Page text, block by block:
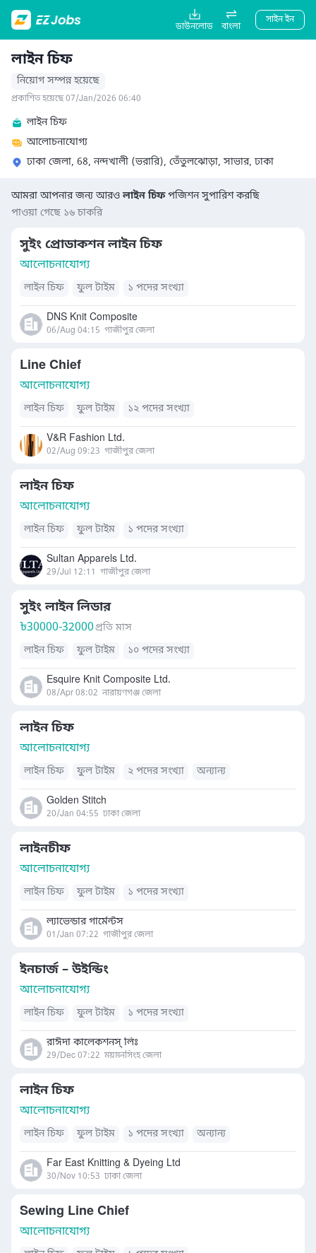
ডাউনলোড বাংলা
সাইন ইন
লাইন চিফ
নিয়োগ সম্পন্ন হয়েছে
প্রকাশিত হয়েছে 07/Jan/2026 06:40
লাইন চিফ
আলোচনাযোগ্য
ঢাকা জেলা, 68, নন্দখালী (ভরারি), তেঁতুলঝোড়া, সাভার, ঢাকা
আমরা আপনার জন্য আরওলাইন চিফপজিশন সুপারিশ করছি
পাওয়া গেছে ১৬ চাকরি
সুইং প্রোডাকশন লাইন চিফ
আলোচনাযোগ্য
লাইন চিফ ফুল টাইম ১ পদের সংখ্যা
DNS Knit Composite
06/Aug 04:15 গাজীপুর জেলা
Line Chief
আলোচনাযোগ্য
লাইন চিফ ফুল টাইম ১২ পদের সংখ্যা
V&R Fashion Ltd.
02/Aug 09:23 গাজীপুর জেলা
লাইন চিফ
আলোচনাযোগ্য
লাইন চিফ ফুল টাইম ১ পদের সংখ্যা
Sultan Apparels Ltd.
29/Jul 12:11 গাজীপুর জেলা
সুইং লাইন লিডার
৳30000-32000প্রতি মাস
লাইন চিফ
ফুল টাইম ১০ পদের সংখ্যা
Esquire Knit Composite Ltd.
08/Apr 08:02 নারায়ণগঞ্জ জেলা
লাইন চিফ
আলোচনাযোগ্য
লাইন চিফ ফুল টাইম ২ পদের সংখ্যা অন্যান্য
Golden Stitch
20/Jan 04:55 ঢাকা জেলা
লাইনচীফ
আলোচনাযোগ্য
লাইন চিফ ফুল টাইম ১ পদের সংখ্যা
ল্যাভেন্ডার গার্মেন্টস
01/Jan 07:22 গাজীপুর জেলা
ইনচার্জ – উইন্ডিং
আলোচনাযোগ্য
লাইন চিফ ফুল টাইম ১ পদের সংখ্যা
রাঈদা কালেকশনস্ লিঃ
29/Dec 07:22 ময়মনসিংহ জেলা
লাইন চিফ
আলোচনাযোগ্য
লাইন চিফ ফুল টাইম ১ পদের সংখ্যা অন্যান্য
Far East Knitting & Dyeing Ltd
30/Nov 10:53 ঢাকা জেলা
Sewing Line Chief
আলোচনাযোগ্য